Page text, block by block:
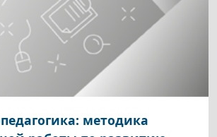
методика